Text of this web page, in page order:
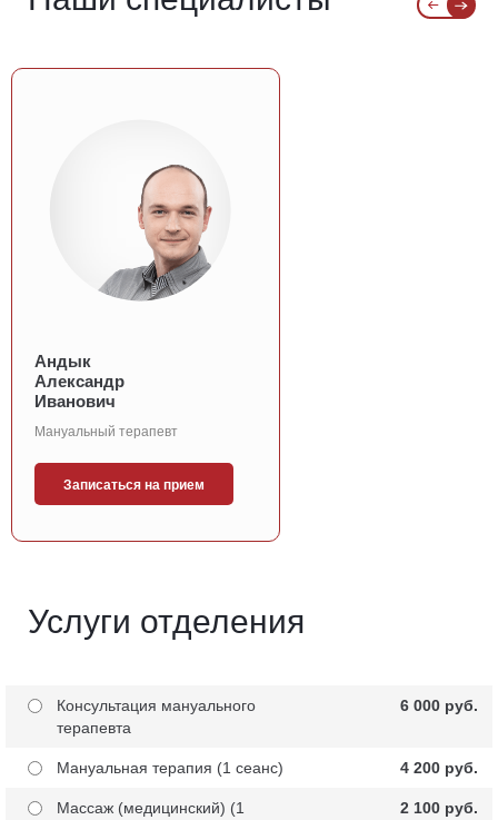
Андык
Александр
Иванович
Мануальный терапевт
Записаться на прием
Услуги отделения
Консультация мануального
терапевта
6 000 pуб.
Мануальная терапия (1 сеанс) 4 200 pуб.
Массаж (медицинский) (1
2 100 pуб.